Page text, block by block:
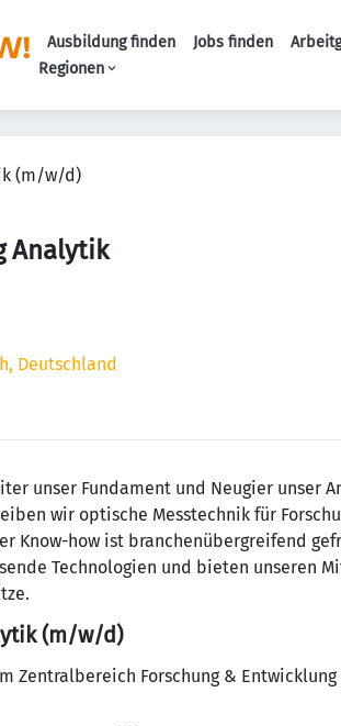
Ausbildung finden Jobs finden
Regionen
(m/w/d)
Analytik
Deutschland
unser Fundament und Neugier unser
wir optische Messtechnik für
Know-how ist branchenübergreifend
Technologien und bieten unseren
(m/w/d)
Zentralbereich Forschung &